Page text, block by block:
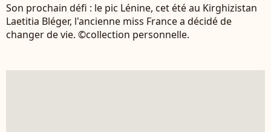
Son prochain défi : le pic Lénine, cet été au Kirghizistan
Laetitia Bléger, l'ancienne miss France a décidé de
changer de vie. ©collection personnelle.